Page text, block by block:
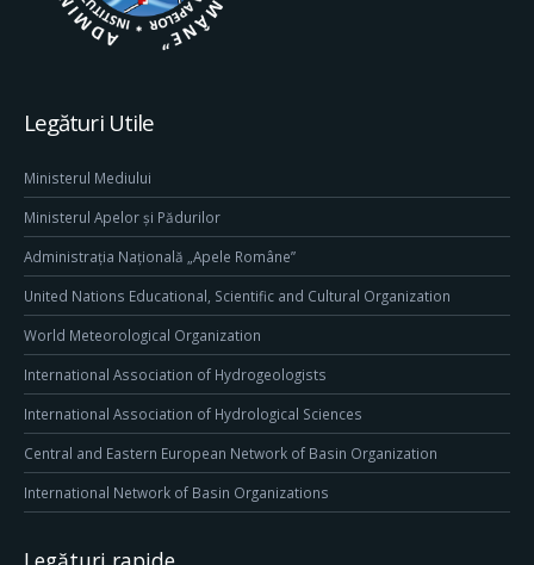
Legături Utile
Ministerul Mediului
Ministerul Apelor și Pădurilor
Administrația Națională „Apele Române”
United Nations Educational, Scientific and Cultural Organization
World Meteorological Organization
International Association of Hydrogeologists
International Association of Hydrological Sciences
Central and Eastern European Network of Basin Organization
International Network of Basin Organizations